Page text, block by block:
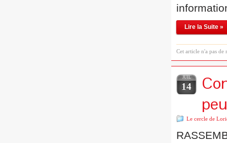
Lire la Suite »
Cet article n'a pas de
JUIL
14
Le cercle de